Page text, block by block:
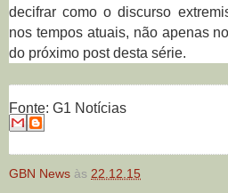
decifrar como o discurso
nos tempos atuais, não apenas
do próximo post desta série.
Fonte: G1 Notícias
GBN News às 22.12.15